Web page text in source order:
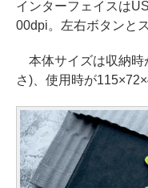
インターフェイスは
00dpi。左右ボタンと
本体サイズは収納時
さ)、使用時が